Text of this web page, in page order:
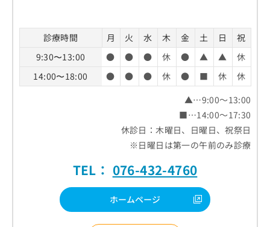
診療時間 月 火 水 木 金 土 日
祝
9:30〜13:00
● ● ● 休 ● ▲ ▲
休
14:00〜18:00
● ● ● 休 ● ■ 休
休
▲…9:00～13:00
■…14:00～17:30
休診日：木曜日、日曜日、祝祭日
※日曜日は第一の午前のみ診療
TEL： 076-432-4760
ホームページ